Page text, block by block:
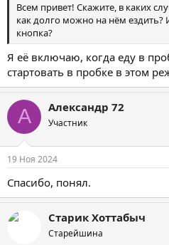
Всем привет! Скажите, в каких
как долго можно на нём ездить?
кнопка?
Я её включаю, когда еду в
стартовать в пробке в этом
А Александр 72
Участник
19 Ноя 2024
Спасибо, понял.
Старик Хоттабыч
Старейшина